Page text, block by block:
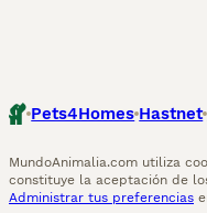
Pets4Homes Hastnet
MundoAnimalia.com utiliza
constituye la aceptación de
Administrar tus preferencias